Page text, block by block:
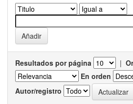
Resultados por página |
En orden
Autor/registro